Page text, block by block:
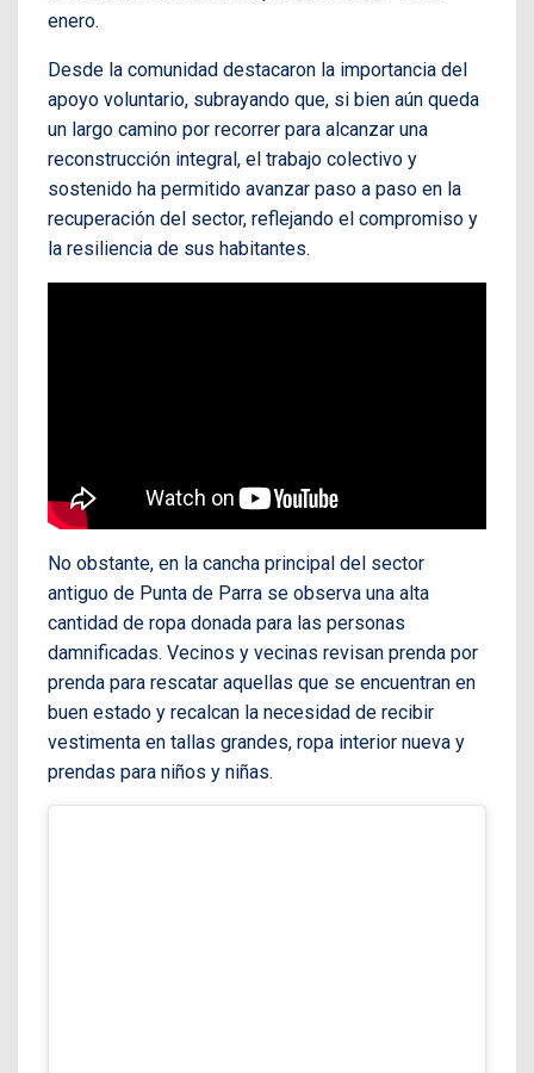
enero.
Desde la comunidad destacaron la importancia del
apoyo voluntario, subrayando que, si bien aún queda
un largo camino por recorrer para alcanzar una
reconstrucción integral, el trabajo colectivo y
sostenido ha permitido avanzar paso a paso en la
recuperación del sector, reflejando el compromiso y
la resiliencia de sus habitantes.
No obstante, en la cancha principal del sector
antiguo de Punta de Parra se observa una alta
cantidad de ropa donada para las personas
damnificadas. Vecinos y vecinas revisan prenda por
prenda para rescatar aquellas que se encuentran en
buen estado y recalcan la necesidad de recibir
vestimenta en tallas grandes, ropa interior nueva y
prendas para niños y niñas.